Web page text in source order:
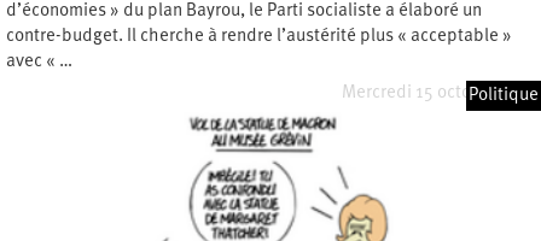
d’économies » du plan Bayrou, le Parti socialiste a élaboré un
contre-budget. Il cherche à rendre l’austérité plus « acceptable »
avec « …
Mercredi 15 octobre 2025
Politique